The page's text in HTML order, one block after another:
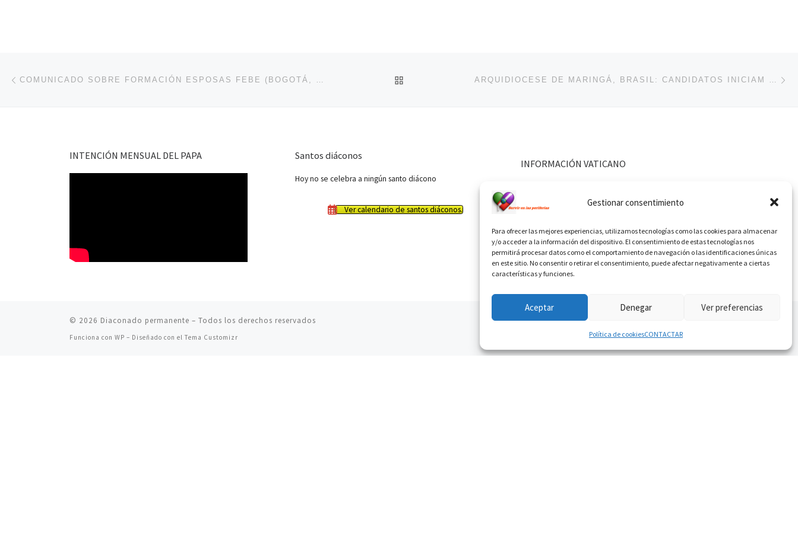
Gestionar consentimiento
Para ofrecer las mejores experiencias, utilizamos tecnologías como las cookies para almacenar
y/o acceder a la información del dispositivo. El consentimiento de estas tecnologías nos
permitirá procesar datos como el comportamiento de navegación o las identificaciones únicas
en este sitio. No consentir o retirar el consentimiento, puede afectar negativamente a ciertas
características y funciones.
Aceptar Denegar Ver preferencias
Política de cookiesCONTACTAR
Navegación de entradas COMUNICADO SOBRE FORMACIÓN ESPOSAS FEBE (BOGOTÁ, COLOMBIA) AÑO 2019 VOLVER A LA LISTA DE ENTRADAS ARQUIDIOCESE DE MARINGÁ, BRASIL: CANDIDATOS INICIAM ESTUDOS NA ESCOLA DIACONAL DA
INTENCIÓN MENSUAL DEL PAPA Santos diáconos
Hoy no se celebra a ningún santo diácono
Ver calendario de santos diáconos.
INFORMACIÓN VATICANO
© 2026 Diaconado permanente – Todos los derechos reservados
Funciona con WP – Diseñado con el Tema Customizr